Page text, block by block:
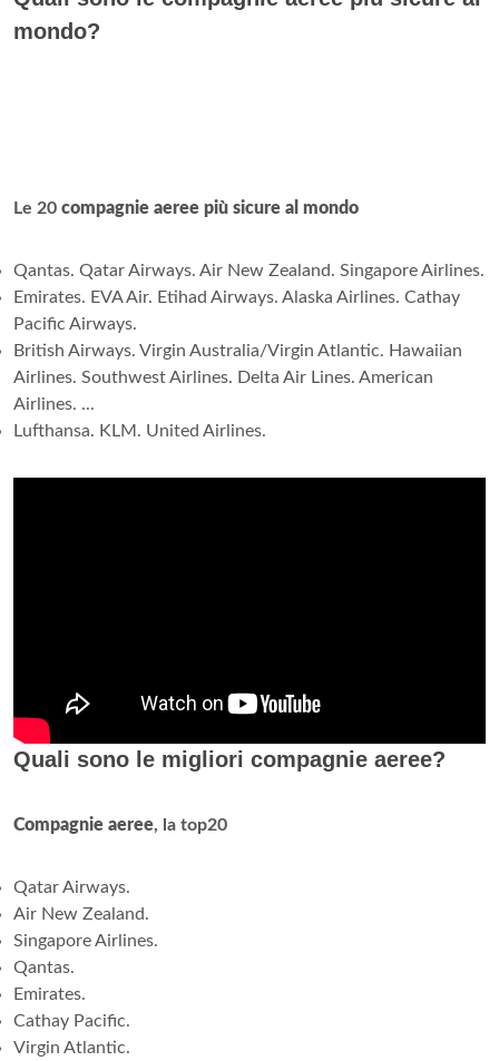
mondo?
Le 20 compagnie aeree più sicure al mondo
Qantas. Qatar Airways. Air New Zealand. Singapore Airlines.
Emirates. EVA Air. Etihad Airways. Alaska Airlines. Cathay
Pacific Airways.
British Airways. Virgin Australia/Virgin Atlantic. Hawaiian
Airlines. Southwest Airlines. Delta Air Lines. American
Airlines. ...
Lufthansa. KLM. United Airlines.
Quali sono le migliori compagnie aeree?
Compagnie aeree, la top20
Qatar Airways.
Air New Zealand.
Singapore Airlines.
Qantas.
Emirates.
Cathay Pacific.
Virgin Atlantic.